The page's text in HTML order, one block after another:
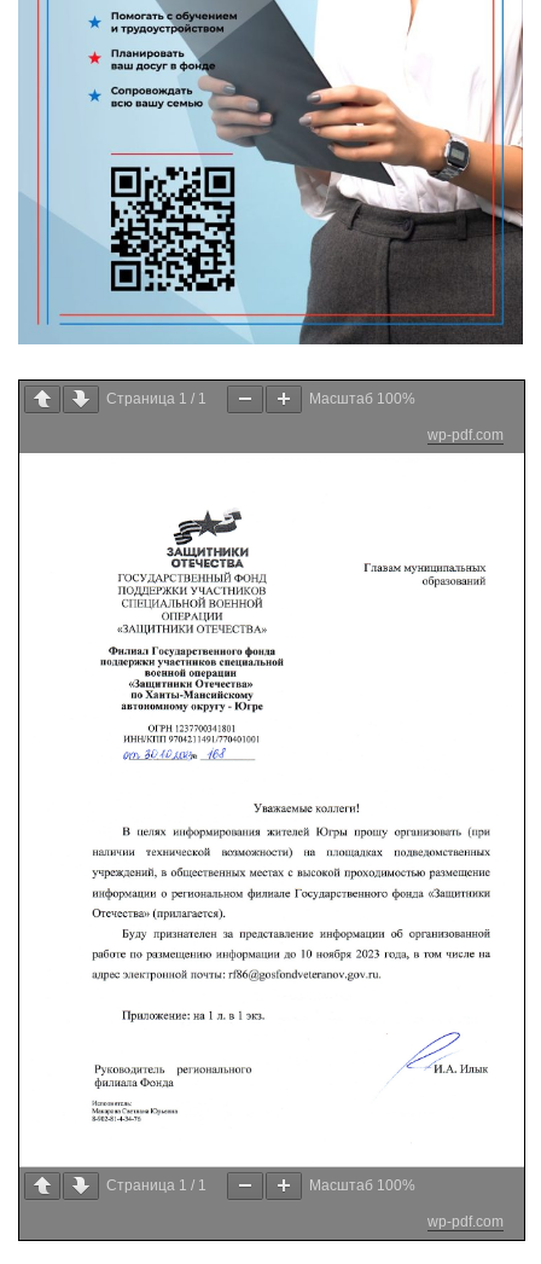
Страница 1 / 1 Масштаб 100%
wp-pdf.com
Страница 1 / 1 Масштаб 100%
wp-pdf.com